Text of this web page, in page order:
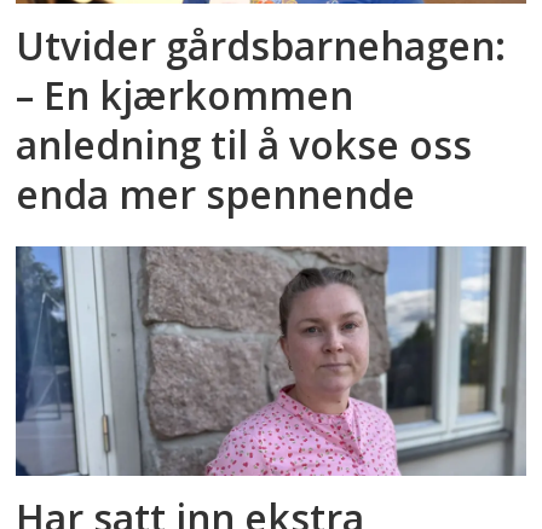
Utvider gårdsbarnehagen:
– En kjærkommen
anledning til å vokse oss
enda mer spennende
Har satt inn ekstra